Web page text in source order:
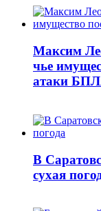
Максим
чье
атаки
В
сухая